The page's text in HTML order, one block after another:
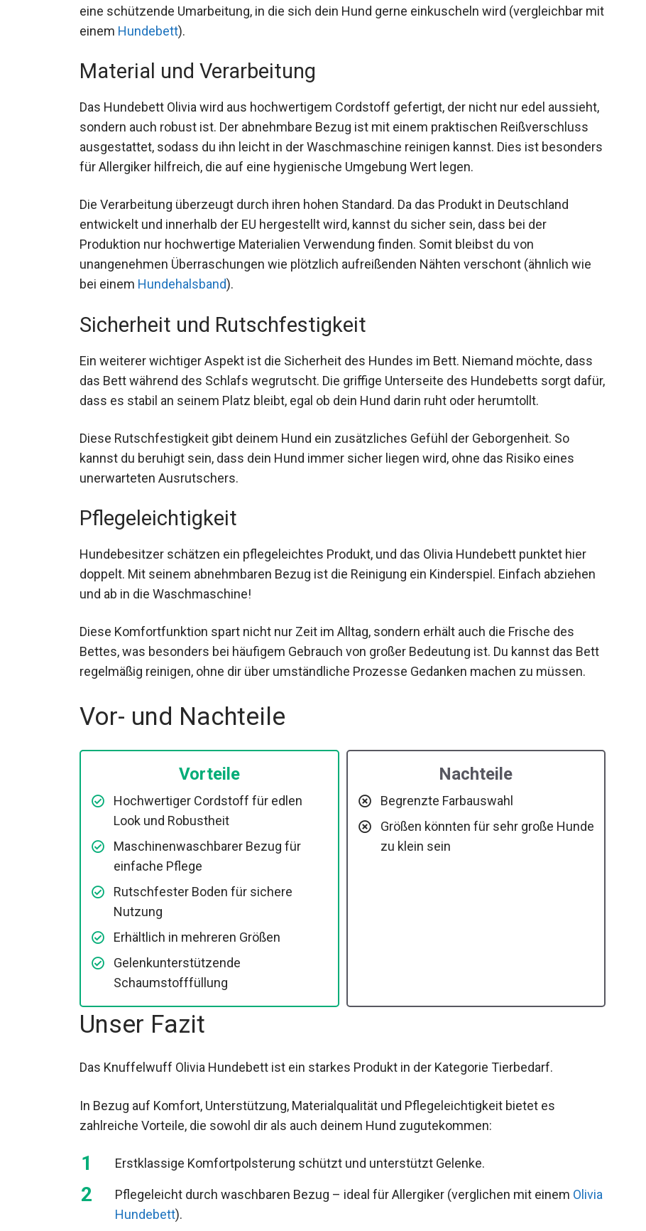
eine schützende Umarbeitung, in die sich dein Hund gerne einkuscheln wird (vergleichbar mit
einem Hundebett).
Material und Verarbeitung
Das Hundebett Olivia wird aus hochwertigem Cordstoff gefertigt, der nicht nur edel aussieht,
sondern auch robust ist. Der abnehmbare Bezug ist mit einem praktischen Reißverschluss
ausgestattet, sodass du ihn leicht in der Waschmaschine reinigen kannst. Dies ist besonders
für Allergiker hilfreich, die auf eine hygienische Umgebung Wert legen.
Die Verarbeitung überzeugt durch ihren hohen Standard. Da das Produkt in Deutschland
entwickelt und innerhalb der EU hergestellt wird, kannst du sicher sein, dass bei der
Produktion nur hochwertige Materialien Verwendung finden. Somit bleibst du von
unangenehmen Überraschungen wie plötzlich aufreißenden Nähten verschont (ähnlich wie
bei einem Hundehalsband).
Sicherheit und Rutschfestigkeit
Ein weiterer wichtiger Aspekt ist die Sicherheit des Hundes im Bett. Niemand möchte, dass
das Bett während des Schlafs wegrutscht. Die griffige Unterseite des Hundebetts sorgt dafür,
dass es stabil an seinem Platz bleibt, egal ob dein Hund darin ruht oder herumtollt.
Diese Rutschfestigkeit gibt deinem Hund ein zusätzliches Gefühl der Geborgenheit. So
kannst du beruhigt sein, dass dein Hund immer sicher liegen wird, ohne das Risiko eines
unerwarteten Ausrutschers.
Pflegeleichtigkeit
Hundebesitzer schätzen ein pflegeleichtes Produkt, und das Olivia Hundebett punktet hier
doppelt. Mit seinem abnehmbaren Bezug ist die Reinigung ein Kinderspiel. Einfach abziehen
und ab in die Waschmaschine!
Diese Komfortfunktion spart nicht nur Zeit im Alltag, sondern erhält auch die Frische des
Bettes, was besonders bei häufigem Gebrauch von großer Bedeutung ist. Du kannst das Bett
regelmäßig reinigen, ohne dir über umständliche Prozesse Gedanken machen zu müssen.
Vor- und Nachteile
Vorteile
Hochwertiger Cordstoff für edlen
Look und Robustheit
Maschinenwaschbarer Bezug für
einfache Pflege
Rutschfester Boden für sichere
Nutzung
Erhältlich in mehreren Größen
Gelenkunterstützende
Schaumstofffüllung
Nachteile
Begrenzte Farbauswahl
Größen könnten für sehr große Hunde
zu klein sein
Unser Fazit
Das Knuffelwuff Olivia Hundebett ist ein starkes Produkt in der Kategorie Tierbedarf.
In Bezug auf Komfort, Unterstützung, Materialqualität und Pflegeleichtigkeit bietet es
zahlreiche Vorteile, die sowohl dir als auch deinem Hund zugutekommen:
Erstklassige Komfortpolsterung schützt und unterstützt Gelenke.
Pflegeleicht durch waschbaren Bezug – ideal für Allergiker (verglichen mit einem Olivia
Hundebett).